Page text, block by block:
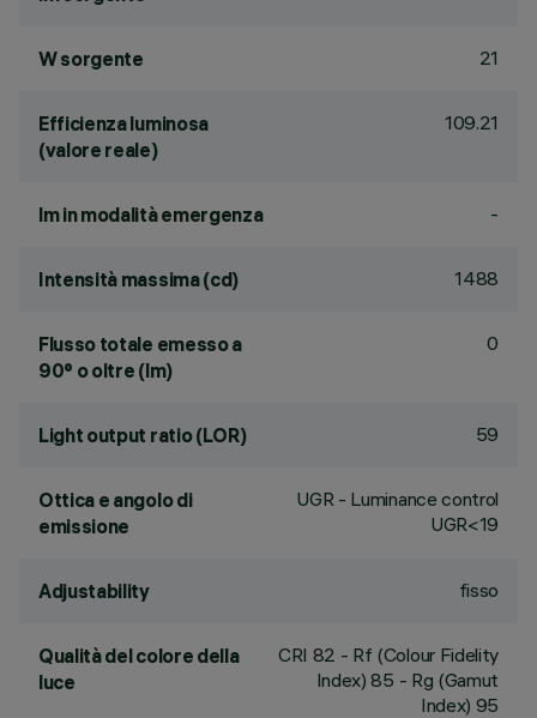
W sorgente 21
Efficienza luminosa
(valore reale)
109.21
lm in modalità emergenza -
Intensità massima (cd) 1488
Flusso totale emesso a
90° o oltre (lm)
0
Light output ratio (LOR) 59
Ottica e angolo di
emissione
UGR - Luminance control
UGR<19
Adjustability fisso
Qualità del colore della
luce
CRI 82 - Rf (Colour Fidelity
Index) 85 - Rg (Gamut
Index) 95